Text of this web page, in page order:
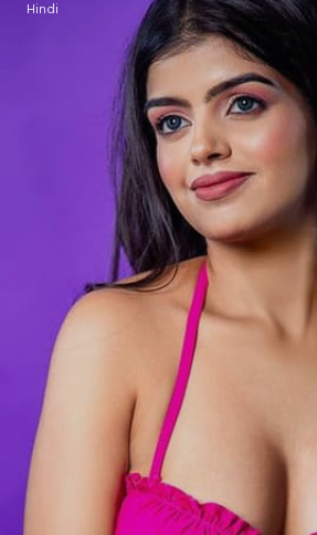
Hindi